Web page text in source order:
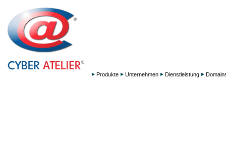
Produkte Unternehmen Dienstleistung